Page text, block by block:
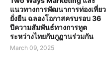
แนวทางการพัฒนาการท่องเที่ยว
ยั่งยืน ฉลองโอกาสครบรอบ 36
ปีความสัมพันธ์ทางการทูต
ระหว่างไทยกับภูฏานร่วมกัน
March 09, 2025